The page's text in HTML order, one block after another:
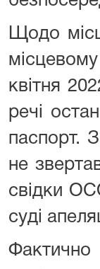
Щодо
квітня
речі
паспорт.
не
свідки
суді